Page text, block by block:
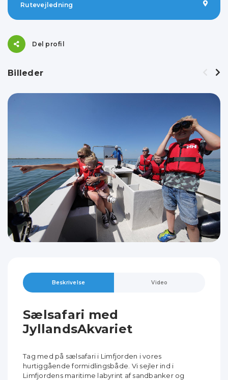
Rutevejledning
Del profil
Billeder
Beskrivelse Video
Sælsafari med
JyllandsAkvariet
Tag med på sælsafari i Limfjorden i vores
hurtiggående formidlingsbåde. Vi sejler ind i
Limfjordens maritime labyrint af sandbanker og